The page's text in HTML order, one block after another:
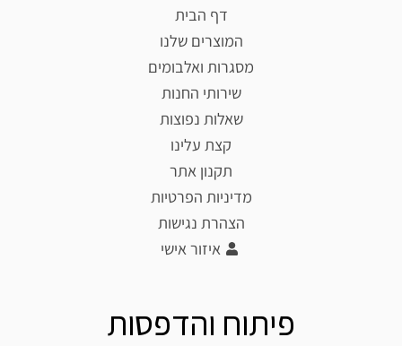
דף הבית
המוצרים שלנו
מסגרות ואלבומים
שירותי החנות
שאלות נפוצות
קצת עלינו
תקנון אתר
מדיניות הפרטיות
הצהרת נגישות
איזור אישי
פיתוח והדפסות